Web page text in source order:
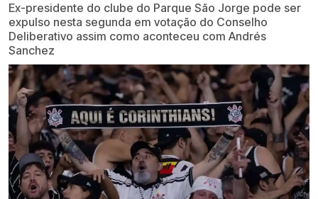
Ex-presidente do clube do Parque São Jorge pode ser
expulso nesta segunda em votação do Conselho
Deliberativo assim como aconteceu com Andrés
Sanchez